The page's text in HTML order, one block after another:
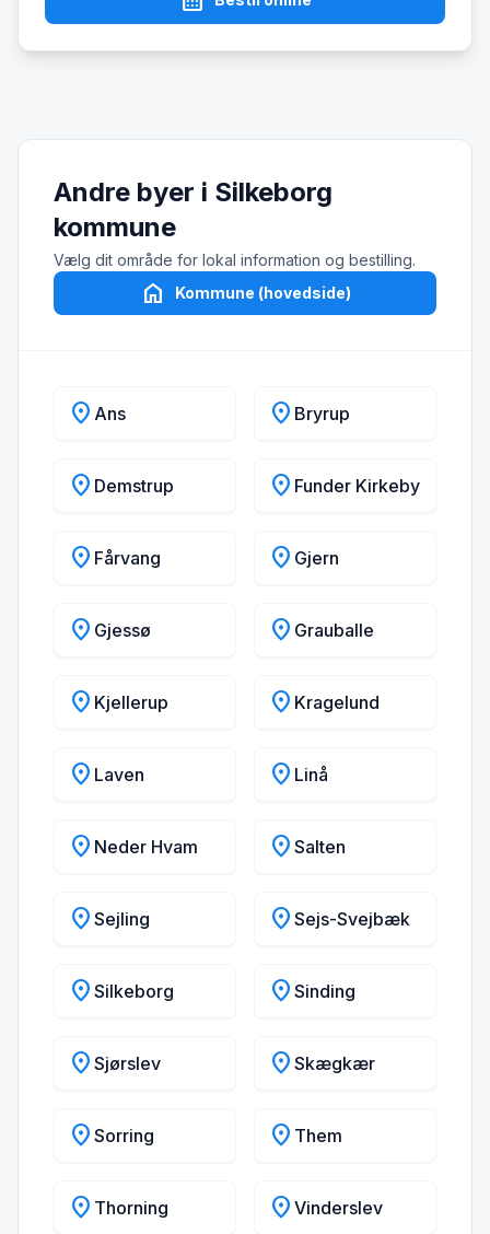
Andre byer i Silkeborg
kommune
Vælg dit område for lokal information og bestilling.
home Kommune (hovedside)
location_on Ans location_on Bryrup
location_on Demstrup location_on Funder Kirkeby
location_on Fårvang location_on Gjern
location_on Gjessø location_on Grauballe
location_on Kjellerup location_on Kragelund
location_on Laven location_on Linå
location_on Neder Hvam location_on Salten
location_on Sejling location_on Sejs-Svejbæk
location_on Silkeborg location_on Sinding
location_on Sjørslev location_on Skægkær
location_on Sorring location_on Them
location_on Thorning location_on Vinderslev